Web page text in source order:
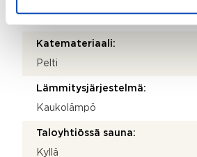
Katemateriaali:
Pelti
Lämmitysjärjestelmä:
Kaukolämpö
Taloyhtiössä sauna:
Kyllä